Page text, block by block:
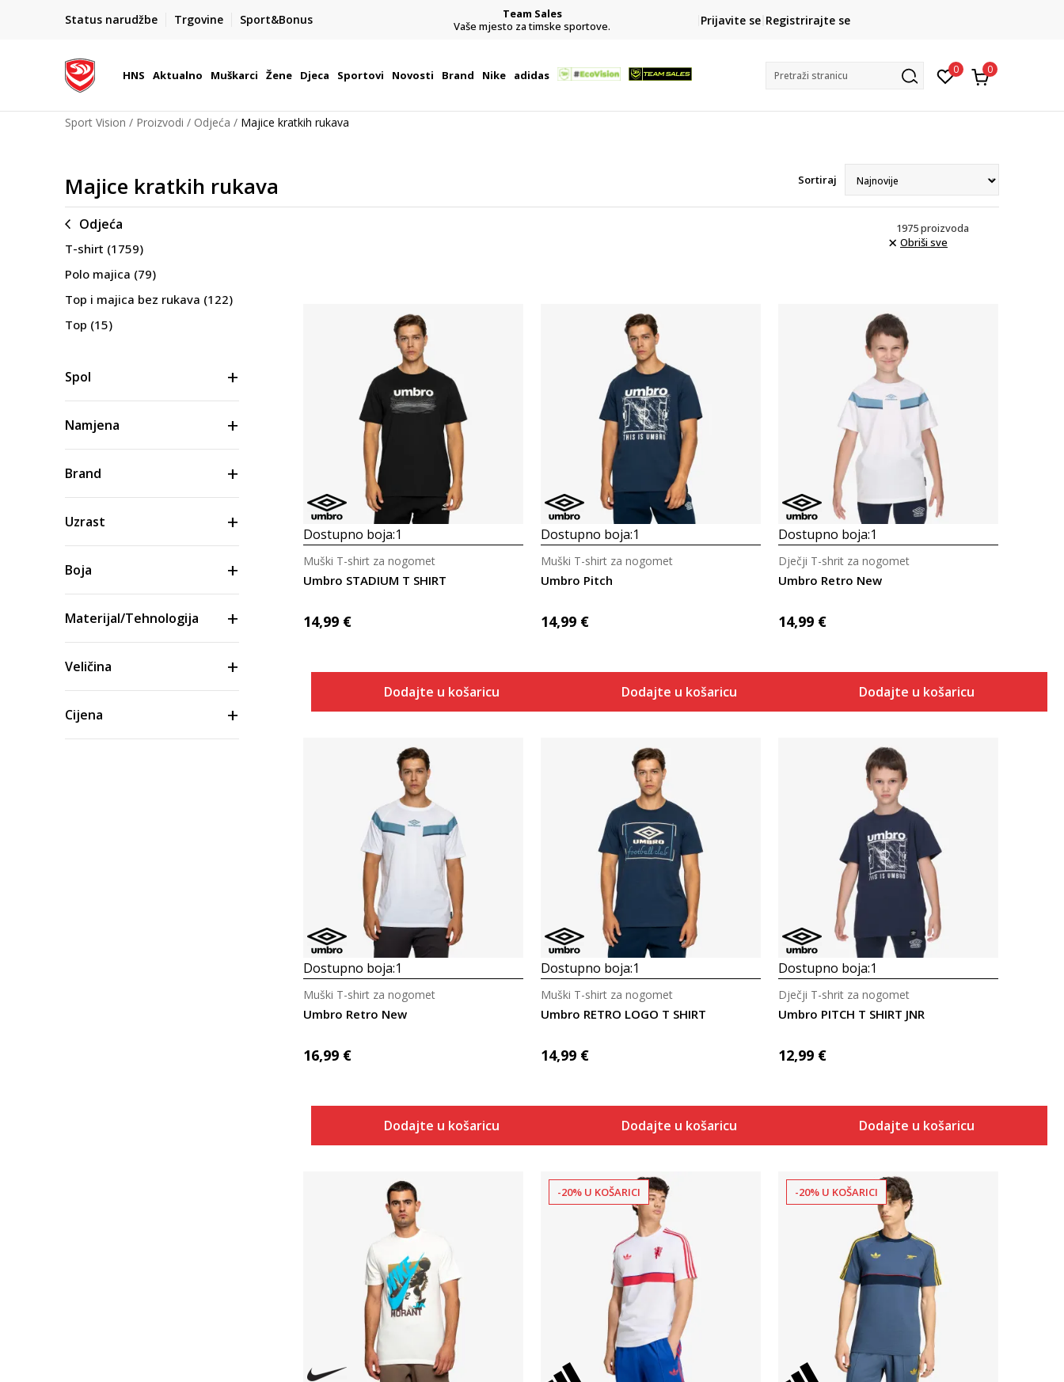
Status narudžbe Trgovine Sport&Bonus
BOX NOW
Dostava 1,50 €
| Više od 800 paketomata u Hrvatskoj
Team Sales
Vaše mjesto za timske sportove.
CLICK& COLLECT
besplatno preuzimanje u trgovini
Prijavite se Registrirajte se
HNS Aktualno Muškarci Žene Djeca Sportovi Novosti Brand Nike adidas Pretraži stranicu 0 0
Sport Vision Proizvodi Odjeća Majice kratkih rukava
Majice kratkih rukava Sortiraj
Odjeća
T-shirt (1759)
Polo majica (79)
Top i majica bez rukava (122)
Top (15)
Spol
Namjena
Brand
Uzrast
Boja
Materijal/Tehnologija
Veličina
Cijena
1975proizvoda
Obriši sve
Uporedi
Dostupno boja:1
Umbro STADIUM T SHIRT
Muški T-shirt za nogomet
14,99 €
Dodajte u košaricu
Uporedi
Dostupno boja:1
Umbro Pitch
Muški T-shirt za nogomet
14,99 €
Dodajte u košaricu
Uporedi
Dostupno boja:1
Umbro Retro New
Dječji T-shrit za nogomet
14,99 €
Dodajte u košaricu
Uporedi
Dostupno boja:1
Umbro Retro New
Muški T-shirt za nogomet
16,99 €
Dodajte u košaricu
Uporedi
Dostupno boja:1
Umbro RETRO LOGO T SHIRT
Muški T-shirt za nogomet
14,99 €
Dodajte u košaricu
Uporedi
Dostupno boja:1
Umbro PITCH T SHIRT JNR
Dječji T-shrit za nogomet
12,99 €
Dodajte u košaricu
Uporedi Uporedi
-20% U KOŠARICI
Uporedi
-20% U KOŠARICI